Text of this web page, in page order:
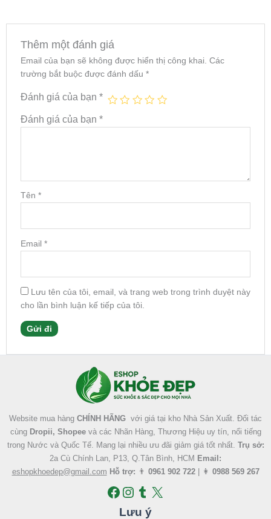
Thêm một đánh giá
Email của bạn sẽ không được hiển thị công khai. Các
trường bắt buộc được đánh dấu *
Đánh giá của bạn *
Đánh giá của bạn *
Tên *
Email *
Lưu tên của tôi, email, và trang web trong trình duyệt này
cho lần bình luận kế tiếp của tôi.
Website mua hàng CHÍNH HÃNG với giá tại kho Nhà Sản Xuất. Đối tác
cùng Dropii, Shopeevà các Nhãn Hàng, Thương Hiệu uy tín, nổi tiếng
trong Nước và Quốc Tế. Mang lại nhiều ưu đãi giảm giá tốt nhất. Trụ sở:
2a Cù Chính Lan, P13, Q.Tân Bình, HCM Email:
eshopkhoedep@gmail.com Hỗ trợ: 👨 0961 902 722| 👩 0988 569 267
Lưu ý